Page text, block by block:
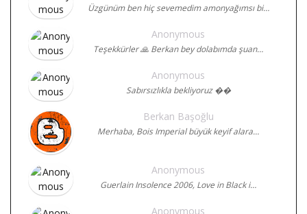
Üzgünüm ben hiç sevemedim amonyağımsı bi…
Anonymous
Teşekkürler 🙏 Berkan bey dolabımda şuan…
Anonymous
Sabırsızlıkla bekliyoruz ��
Berkan Başoğlu
Merhaba, Bois Imperial büyük keyif alara…
Anonymous
Guerlain Insolence 2006, Love in Black i…
Anonymous